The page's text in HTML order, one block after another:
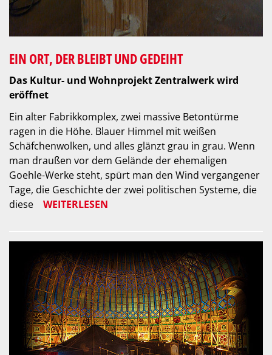
EIN ORT, DER BLEIBT UND GEDEIHT
Das Kultur- und Wohnprojekt Zentralwerk wird
eröffnet
Ein alter Fabrikkomplex, zwei massive Betontürme
ragen in die Höhe. Blauer Himmel mit weißen
Schäfchenwolken, und alles glänzt grau in grau. Wenn
man draußen vor dem Gelände der ehemaligen
Goehle-Werke steht, spürt man den Wind vergangener
Tage, die Geschichte der zwei politischen Systeme, die
diese
WEITERLESEN